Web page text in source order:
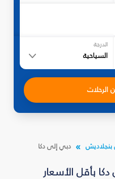
الدرجة
السياحية
الرحلات
بنجلاديش دبي إلى دكا
بأقل الأسعار